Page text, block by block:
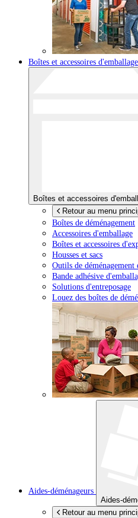
Boîtes et accessoires d'emballage
Boîtes et accessoires
Retour au menu
Boîtes de déménagement
Accessoires d'emballage
Boîtes et accessoires
Housses et sacs
Outils de déménagement
Bande adhésive
Solutions d'entreposage
Louez des boîtes de
Aides-déménageurs
Aides-
Retour au menu